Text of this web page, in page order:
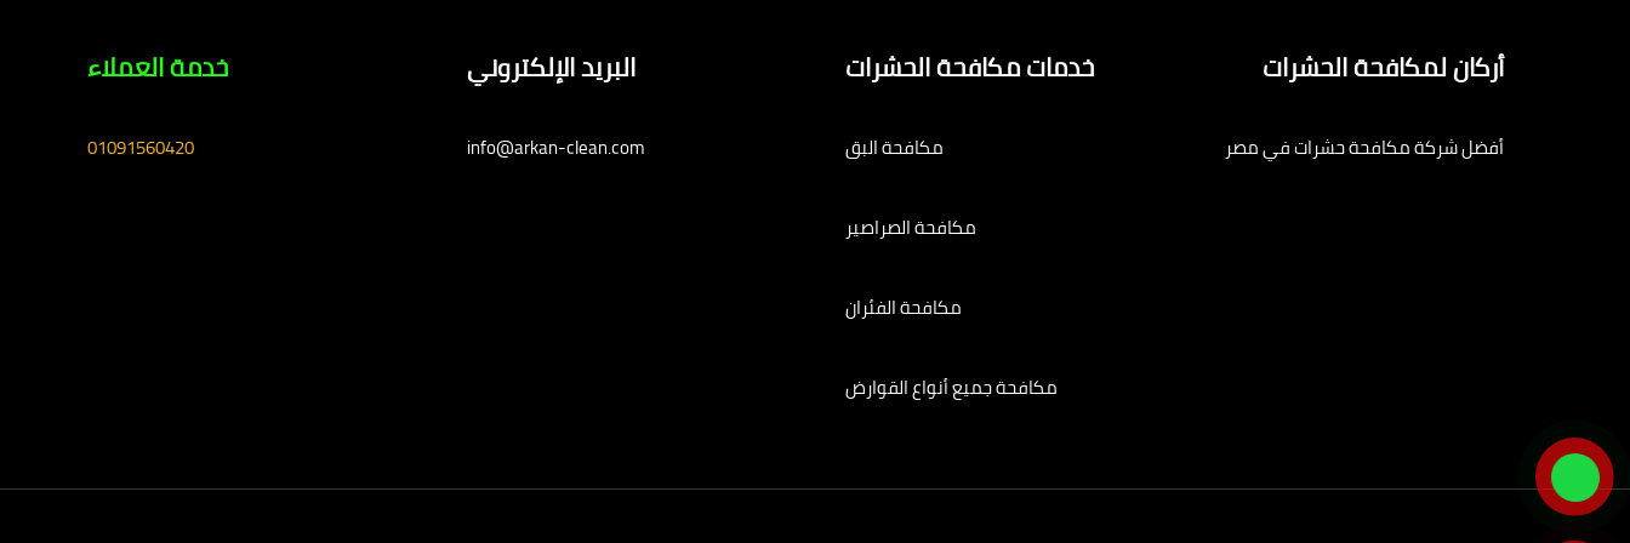
أركان لمكافحة الحشرات
أفضل شركة مكافحة حشرات في مصر
خدمات مكافحة الحشرات
مكافحة البق
مكافحة الصراصير
مكافحة الفئران
مكافحة جميع أنواع القوارض
البريد الإلكتروني
info@arkan-clean.com
خدمة العملاء
01091560420